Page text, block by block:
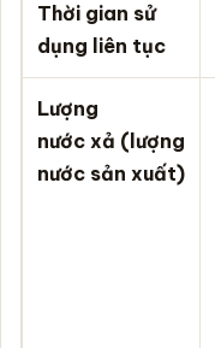
Thời gian sử
dụng liên tục
Lượng
nước xả (lượng
nước sản xuất)